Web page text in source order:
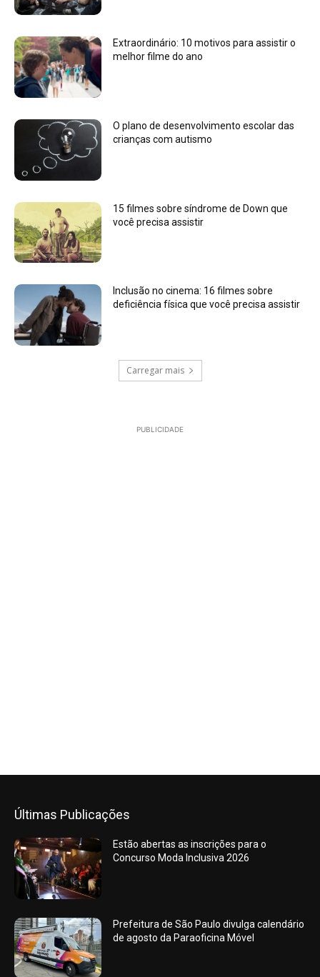
Extraordinário: 10 motivos para assistir o
melhor filme do ano
O plano de desenvolvimento escolar das
crianças com autismo
15 filmes sobre síndrome de Down que
você precisa assistir
Inclusão no cinema: 16 filmes sobre
deficiência física que você precisa assistir
Carregar mais
PUBLICIDADE
Últimas Publicações
Estão abertas as inscrições para o
Concurso Moda Inclusiva 2026
Prefeitura de São Paulo divulga calendário
de agosto da Paraoficina Móvel